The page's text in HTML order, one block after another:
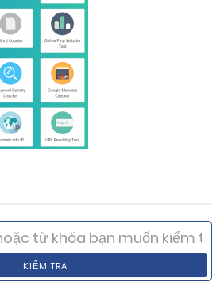
KIỂM TRA